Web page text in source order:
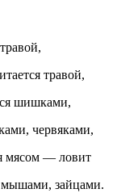
травой,
шишками,
червяками,
мясом — ловит
мышами, зайцами.